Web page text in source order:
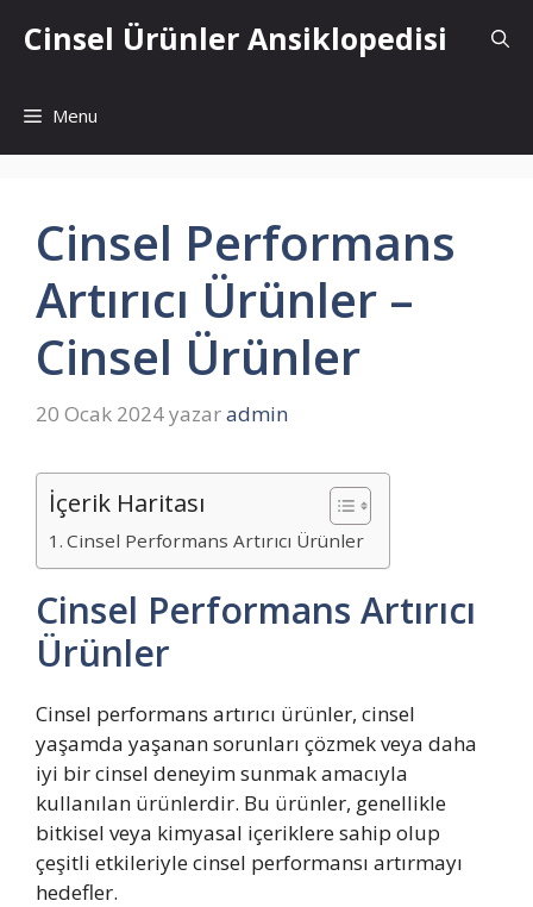
atlaCinsel Ürünler Ansiklopedisi
Menu
Cinsel Performans
Artırıcı Ürünler –
Cinsel Ürünler
20 Ocak 2024yazaradmin
İçerik Haritası
Cinsel Performans Artırıcı Ürünler
Cinsel Performans Artırıcı
Ürünler
Cinsel performans artırıcı ürünler, cinsel
yaşamda yaşanan sorunları çözmek veya daha
iyi bir cinsel deneyim sunmak amacıyla
kullanılan ürünlerdir. Bu ürünler, genellikle
bitkisel veya kimyasal içeriklere sahip olup
çeşitli etkileriyle cinsel performansı artırmayı
hedefler.